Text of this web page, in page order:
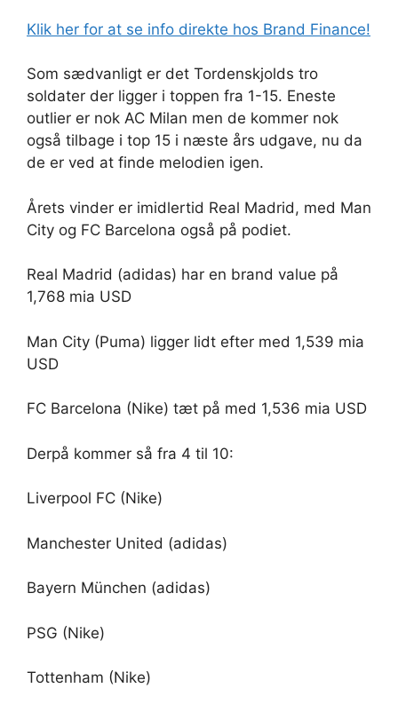
Klik her for at se info direkte hos Brand Finance!
Som sædvanligt er det Tordenskjolds tro
soldater der ligger i toppen fra 1-15. Eneste
outlier er nok AC Milan men de kommer nok
også tilbage i top 15 i næste års udgave, nu da
de er ved at finde melodien igen.
Årets vinder er imidlertid Real Madrid, med Man
City og FC Barcelona også på podiet.
Real Madrid (adidas) har en brand value på
1,768 mia USD
Man City (Puma) ligger lidt efter med 1,539 mia
USD
FC Barcelona (Nike) tæt på med 1,536 mia USD
Derpå kommer så fra 4 til 10:
Liverpool FC (Nike)
Manchester United (adidas)
Bayern München (adidas)
PSG (Nike)
Tottenham (Nike)